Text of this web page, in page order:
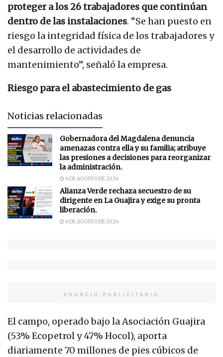
proteger a los 26 trabajadores que continúan
dentro de las instalaciones. “Se han puesto en
riesgo la integridad física de los trabajadores y
el desarrollo de actividades de
mantenimiento”, señaló la empresa.
Riesgo para el abastecimiento de gas
Noticias relacionadas
Gobernadora del Magdalena denuncia
amenazas contra ella y su familia; atribuye
las presiones a decisiones para reorganizar
la administración.
6 DE AGOSTO DE 2026
Alianza Verde rechaza secuestro de su
dirigente en La Guajira y exige su pronta
liberación.
6 DE AGOSTO DE 2026
ANUNCIO PUBLICITARIO
El campo, operado bajo la Asociación Guajira
(53% Ecopetrol y 47% Hocol), aporta
diariamente 70 millones de pies cúbicos de